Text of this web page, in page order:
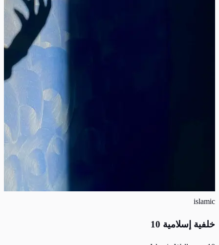
islamic
خلفية إسلامية 10